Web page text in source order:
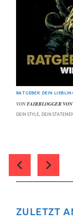
RATGEBER: DEIN
VONFAIRBLOGGER
DEIN STYLE, DEIN
ZULETZT